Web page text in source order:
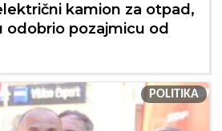
kamion za otpad,
odobrio pozajmicu od
POLITIKA